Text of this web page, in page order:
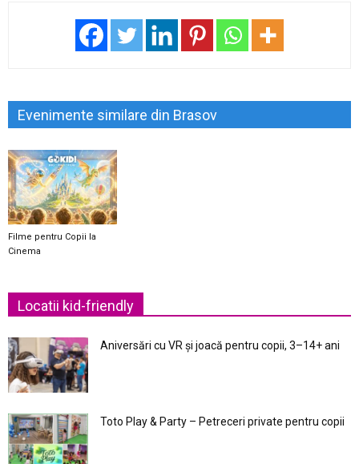
Evenimente similare din Brasov
Filme pentru Copii la
Cinema
Locatii kid-friendly
Aniversări cu VR și joacă pentru copii, 3–14+ ani
Toto Play & Party – Petreceri private pentru copii